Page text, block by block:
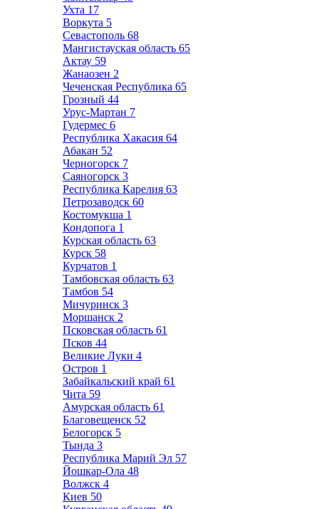
Ухта 17
Воркута 5
Севастополь 68
Мангистауская область 65
Актау 59
Жанаозен 2
Чеченская Республика 65
Грозный 44
Урус-Мартан 7
Гудермес 6
Республика Хакасия 64
Абакан 52
Черногорск 7
Саяногорск 3
Республика Карелия 63
Петрозаводск 60
Костомукша 1
Кондопога 1
Курская область 63
Курск 58
Курчатов 1
Тамбовская область 63
Тамбов 54
Мичуринск 3
Моршанск 2
Псковская область 61
Псков 44
Великие Луки 4
Остров 1
Забайкальский край 61
Чита 59
Амурская область 61
Благовещенск 52
Белогорск 5
Тында 3
Республика Марий Эл 57
Йошкар-Ола 48
Волжск 4
Киев 50